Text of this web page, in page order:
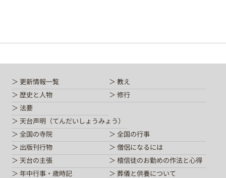
更新情報一覧
教え
歴史と人物
修行
法要
天台声明（てんだいしょうみょう）
全国の寺院
全国の行事
出版刊行物
僧侶になるには
天台の主張
檀信徒のお勤めの作法と心得
年中行事・歳時記
葬儀と供養について